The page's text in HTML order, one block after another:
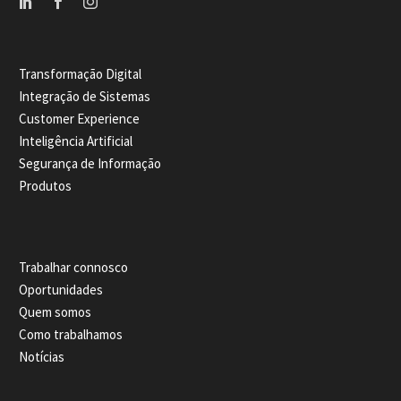
Transformação Digital
Integração de Sistemas
Customer Experience
Inteligência Artificial
Segurança de Informação
Produtos
Trabalhar connosco
Oportunidades
Quem somos
Como trabalhamos
Notícias